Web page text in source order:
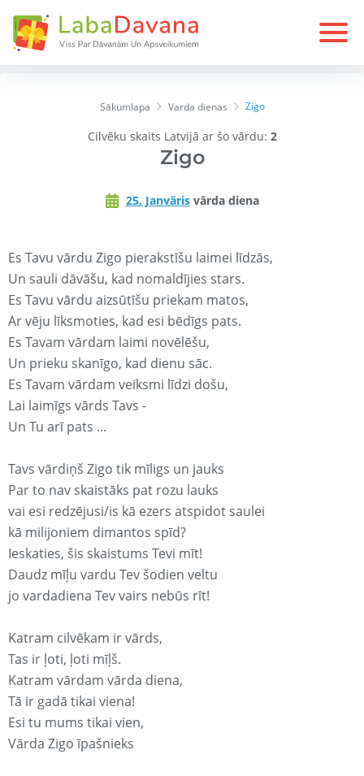
Sākumlapa Varda dienas Zigo
Cilvēku skaits Latvijā ar šo vārdu: 2
Zigo
25. Janvārisvārda diena
Es Tavu vārdu Zigo pierakstīšu laimei līdzās,
Un sauli dāvāšu, kad nomaldījies stars.
Es Tavu vārdu aizsūtīšu priekam matos,
Ar vēju līksmoties, kad esi bēdīgs pats.
Es Tavam vārdam laimi novēlēšu,
Un prieku skanīgo, kad dienu sāc.
Es Tavam vārdam veiksmi līdzi došu,
Lai laimīgs vārds Tavs -
Un Tu arī pats ...
Tavs vārdiņš Zigo tik mīligs un jauks
Par to nav skaistāks pat rozu lauks
vai esi redzējusi/is kā ezers atspidot saulei
kā milijoniem dimantos spīd?
Ieskaties, šis skaistums Tevi mīt!
Daudz mīļu vardu Tev šodien veltu
jo vardadiena Tev vairs nebūs rīt!
Katram cilvēkam ir vārds,
Tas ir ļoti, ļoti mīļš.
Katram vārdam vārda diena,
Tā ir gadā tikai viena!
Esi tu mums tikai vien,
Vārda Zigo īpašnieks